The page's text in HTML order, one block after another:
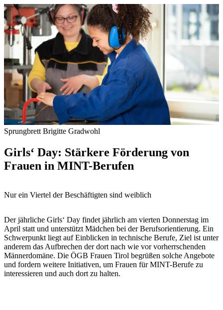
Sprungbrett Brigitte Gradwohl
Girls‘ Day: Stärkere Förderung von
Frauen in MINT-Berufen
Nur ein Viertel der Beschäftigten sind weiblich
Der jährliche Girls‘ Day findet jährlich am vierten Donnerstag im
April statt und unterstützt Mädchen bei der Berufsorientierung. Ein
Schwerpunkt liegt auf Einblicken in technische Berufe, Ziel ist unter
anderem das Aufbrechen der dort nach wie vor vorherrschenden
Männerdomäne. Die ÖGB Frauen Tirol begrüßen solche Angebote
und fordern weitere Initiativen, um Frauen für MINT-Berufe zu
interessieren und auch dort zu halten.